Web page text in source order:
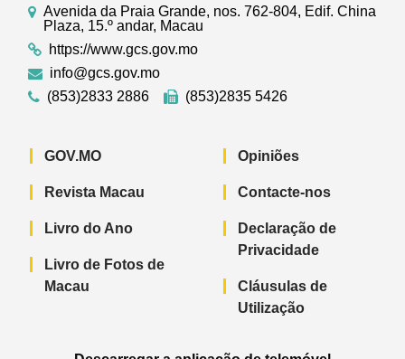
Avenida da Praia Grande, nos. 762-804, Edif. China
Plaza, 15.º andar, Macau
https://www.gcs.gov.mo
info@gcs.gov.mo
(853)2833 2886
(853)2835 5426
GOV.MO
Revista Macau
Livro do Ano
Livro de Fotos de
Macau
Opiniões
Contacte-nos
Declaração de
Privacidade
Cláusulas de
Utilização